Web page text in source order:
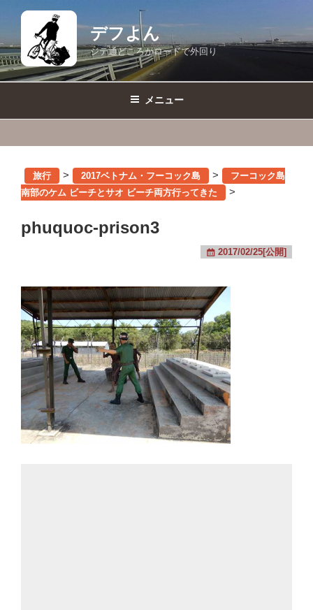
テ
ン
ツ
デフよん
ジテ通どころかロードで外回り
メニュー
旅行 > 2017ベトナム・フーコック島 >
フーコック島
南部のケム ビーチとサオ ビーチ両方行ってきた
>
phuquoc-prison3
2017/02/25[公開]